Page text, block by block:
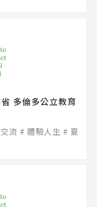
多倫多公立教育
流 體驗人生
夏